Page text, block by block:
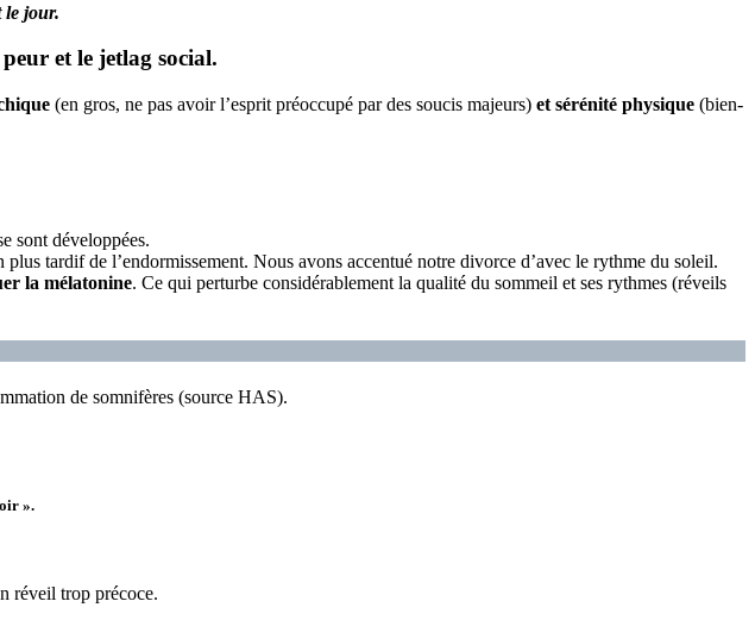
le jour.
et le jetlag social.
(en gros, ne pas avoir l’esprit préoccupé par des soucis majeurs) et sérénité physique (bien-
sont développées.
plus tardif de l’endormissement. Nous avons accentué notre divorce d’avec le rythme du soleil.
la mélatonine. Ce qui perturbe considérablement la qualité du sommeil et ses rythmes (réveils
de somnifères (source HAS).
».
réveil trop précoce.